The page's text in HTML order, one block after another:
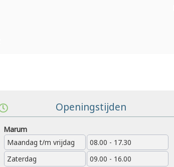
Openingstijden
Marum
Maandag t/m vrijdag
08.00 - 17.30
Zaterdag
09.00 - 16.00